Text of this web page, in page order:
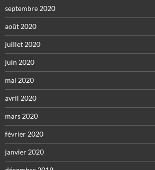
septembre 2020
août 2020
juillet 2020
juin 2020
mai 2020
avril 2020
mars 2020
février 2020
janvier 2020